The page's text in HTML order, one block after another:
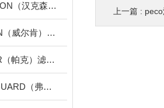
替代HANKISON（汉克森）滤芯、滤清器产品
替代VELCON（威尔肯）燃气滤芯、滤清器产品
替代PARKER（帕克）滤芯、滤清器产品
替代FLEETGUARD（弗列加）滤芯、滤清器产品
上一篇 :